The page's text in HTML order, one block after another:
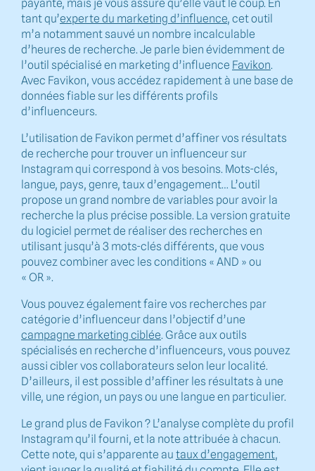
payante, mais je vous assure qu’elle vaut le coup. En
tant qu’experte du marketing d’influence, cet outil
m’a notamment sauvé un nombre incalculable
d’heures de recherche. Je parle bien évidemment de
l’outil spécialisé en marketing d’influence Favikon.
Avec Favikon, vous accédez rapidement à une base de
données fiable sur les différents profils
d’influenceurs.
L’utilisation de Favikon permet d’affiner vos résultats
de recherche pour trouver un influenceur sur
Instagram qui correspond à vos besoins. Mots-clés,
langue, pays, genre, taux d’engagement… L’outil
propose un grand nombre de variables pour avoir la
recherche la plus précise possible. La version gratuite
du logiciel permet de réaliser des recherches en
utilisant jusqu’à 3 mots-clés différents, que vous
pouvez combiner avec les conditions « AND » ou
« OR ».
Vous pouvez également faire vos recherches par
catégorie d’influenceur dans l’objectif d’une
campagne marketing ciblée. Grâce aux outils
spécialisés en recherche d’influenceurs, vous pouvez
aussi cibler vos collaborateurs selon leur localité.
D’ailleurs, il est possible d’affiner les résultats à une
ville, une région, un pays ou une langue en particulier.
Le grand plus de Favikon ? L’analyse complète du profil
Instagram qu’il fourni, et la note attribuée à chacun.
Cette note, qui s’apparente au taux d’engagement,